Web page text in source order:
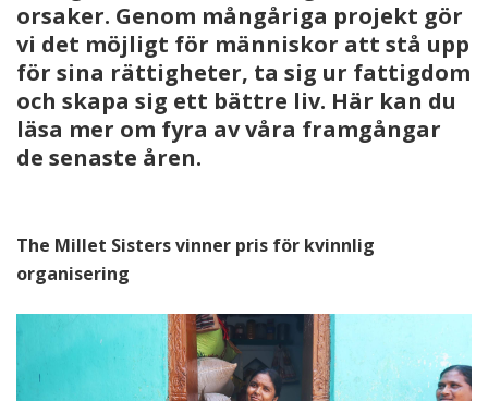
orsaker. Genom mångåriga projekt gör
vi det möjligt för människor att stå upp
för sina rättigheter, ta sig ur fattigdom
och skapa sig ett bättre liv. Här kan du
läsa mer om fyra av våra framgångar
de senaste åren.
The Millet Sisters vinner pris för kvinnlig
organisering